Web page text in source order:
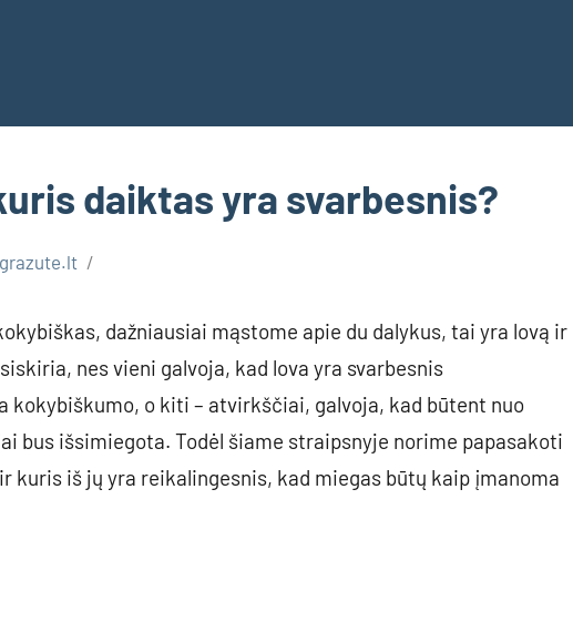
daiktas yra svarbesnis?
dažniausiai mąstome apie du dalykus, tai yra lovą ir
nes vieni galvoja, kad lova yra svarbesnis
kokybiškumo, o kiti – atvirkščiai, galvoja, kad būtent nuo
bus išsimiegota. Todėl šiame straipsnyje norime papasakoti
kuris iš jų yra reikalingesnis, kad miegas būtų kaip įmanoma